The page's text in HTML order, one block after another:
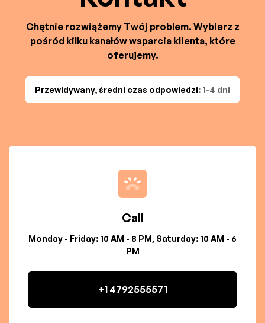
Chętnie rozwiążemy Twój problem. Wybierz z
pośród kilku kanałów wsparcia klienta, które
oferujemy.
Przewidywany, średni czas odpowiedzi: 1-4 dni
Call
Monday - Friday: 10 AM - 8 PM, Saturday: 10 AM - 6
PM
+1 4792555571